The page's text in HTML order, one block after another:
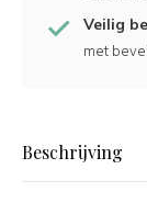
Veilig
met
Beschrijving